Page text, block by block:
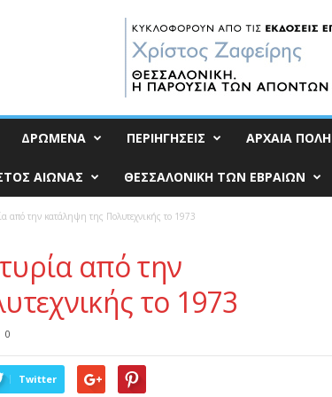
ΔΡΩΜΕΝΑ ΠΕΡΙΗΓΗΣΕΙΣ ΑΡΧΑΙΑ ΠΟΛΗ
ΑΙΩΝΑΣ ΘΕΣΣΑΛΟΝΙΚΗ ΤΩΝ ΕΒΡΑΙΩΝ
από την κατάληψη της Πολυτεχνικής το 1973
από την
το 1973
0
Twitter